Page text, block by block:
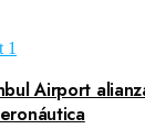
1
Airport